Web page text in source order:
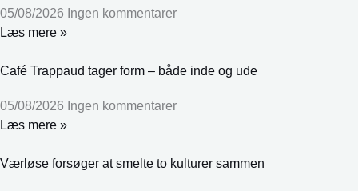
05/08/2026 Ingen kommentarer
Læs mere »
Café Trappaud tager form – både inde og ude
05/08/2026 Ingen kommentarer
Læs mere »
Værløse forsøger at smelte to kulturer sammen